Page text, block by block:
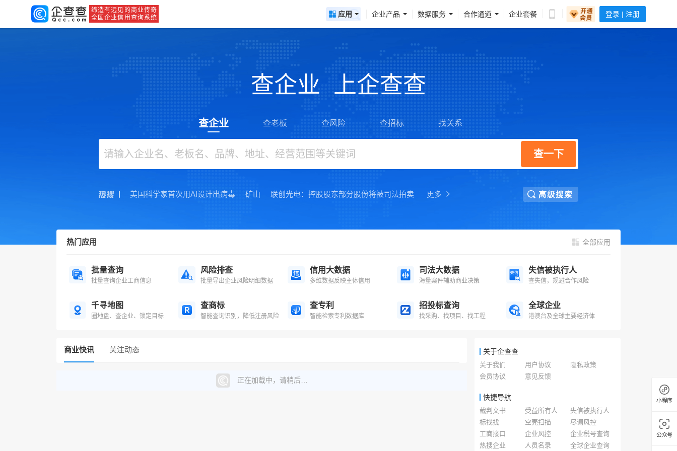
缔造有远见的商业传奇
全国企业信用查询系统
应用 企业产品 数据服务 合作通道 企业套餐 登录 | 注册
查企业 上企查查
查企业 查老板 查风险 查招标 找关系
查一下
美国科学家首次用AI设计出病毒 矿山 联创光电：控股股东部分股份将被司法拍卖 更多
热门应用 全部应用
批量查询
批量查询企业工商信息
风险排查
批量导出企业风险明细数据
信用大数据
多维数据反映主体信用
司法大数据
海量案件辅助商业决策
失信被执行人
查失信，规避合作风险
千寻地图
圈地盘、查企业、锁定目标
查商标
智能查询识别，降低注册风险
查专利
智能检索专利数据库
招投标查询
找采购、找项目、找工程
全球企业
港澳台及全球主要经济体
商业快讯 关注动态
正在加载中，请稍后…
关于企查查
关于我们 用户协议
隐私政策
会员协议
意见反馈
快捷导航
裁判文书 受益所有人
失信被执行人
标找找
空壳扫描
尽调风控
工商接口
企业风控
企业税号查询
热搜企业
人员名录 全球企业查询
小程序
公众号